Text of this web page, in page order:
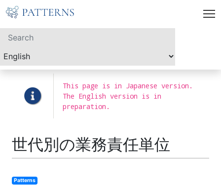
This page is in Japanese version.
The English version is in
preparation.
世代別の業務責任単位
Patterns